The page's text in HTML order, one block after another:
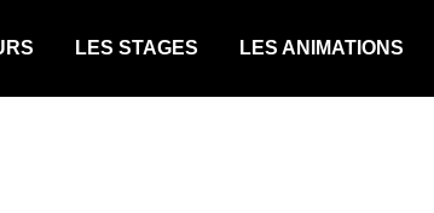
LES STAGES LES ANIMATIONS